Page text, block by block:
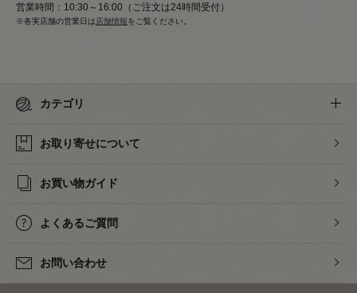
営業時間：10:30～16:00（ご注文は24時間受付）
※各実店舗の営業日は 店舗情報をご覧ください。
カテゴリ
お取り寄せについて
お買い物ガイド
よくあるご質問
お問い合わせ